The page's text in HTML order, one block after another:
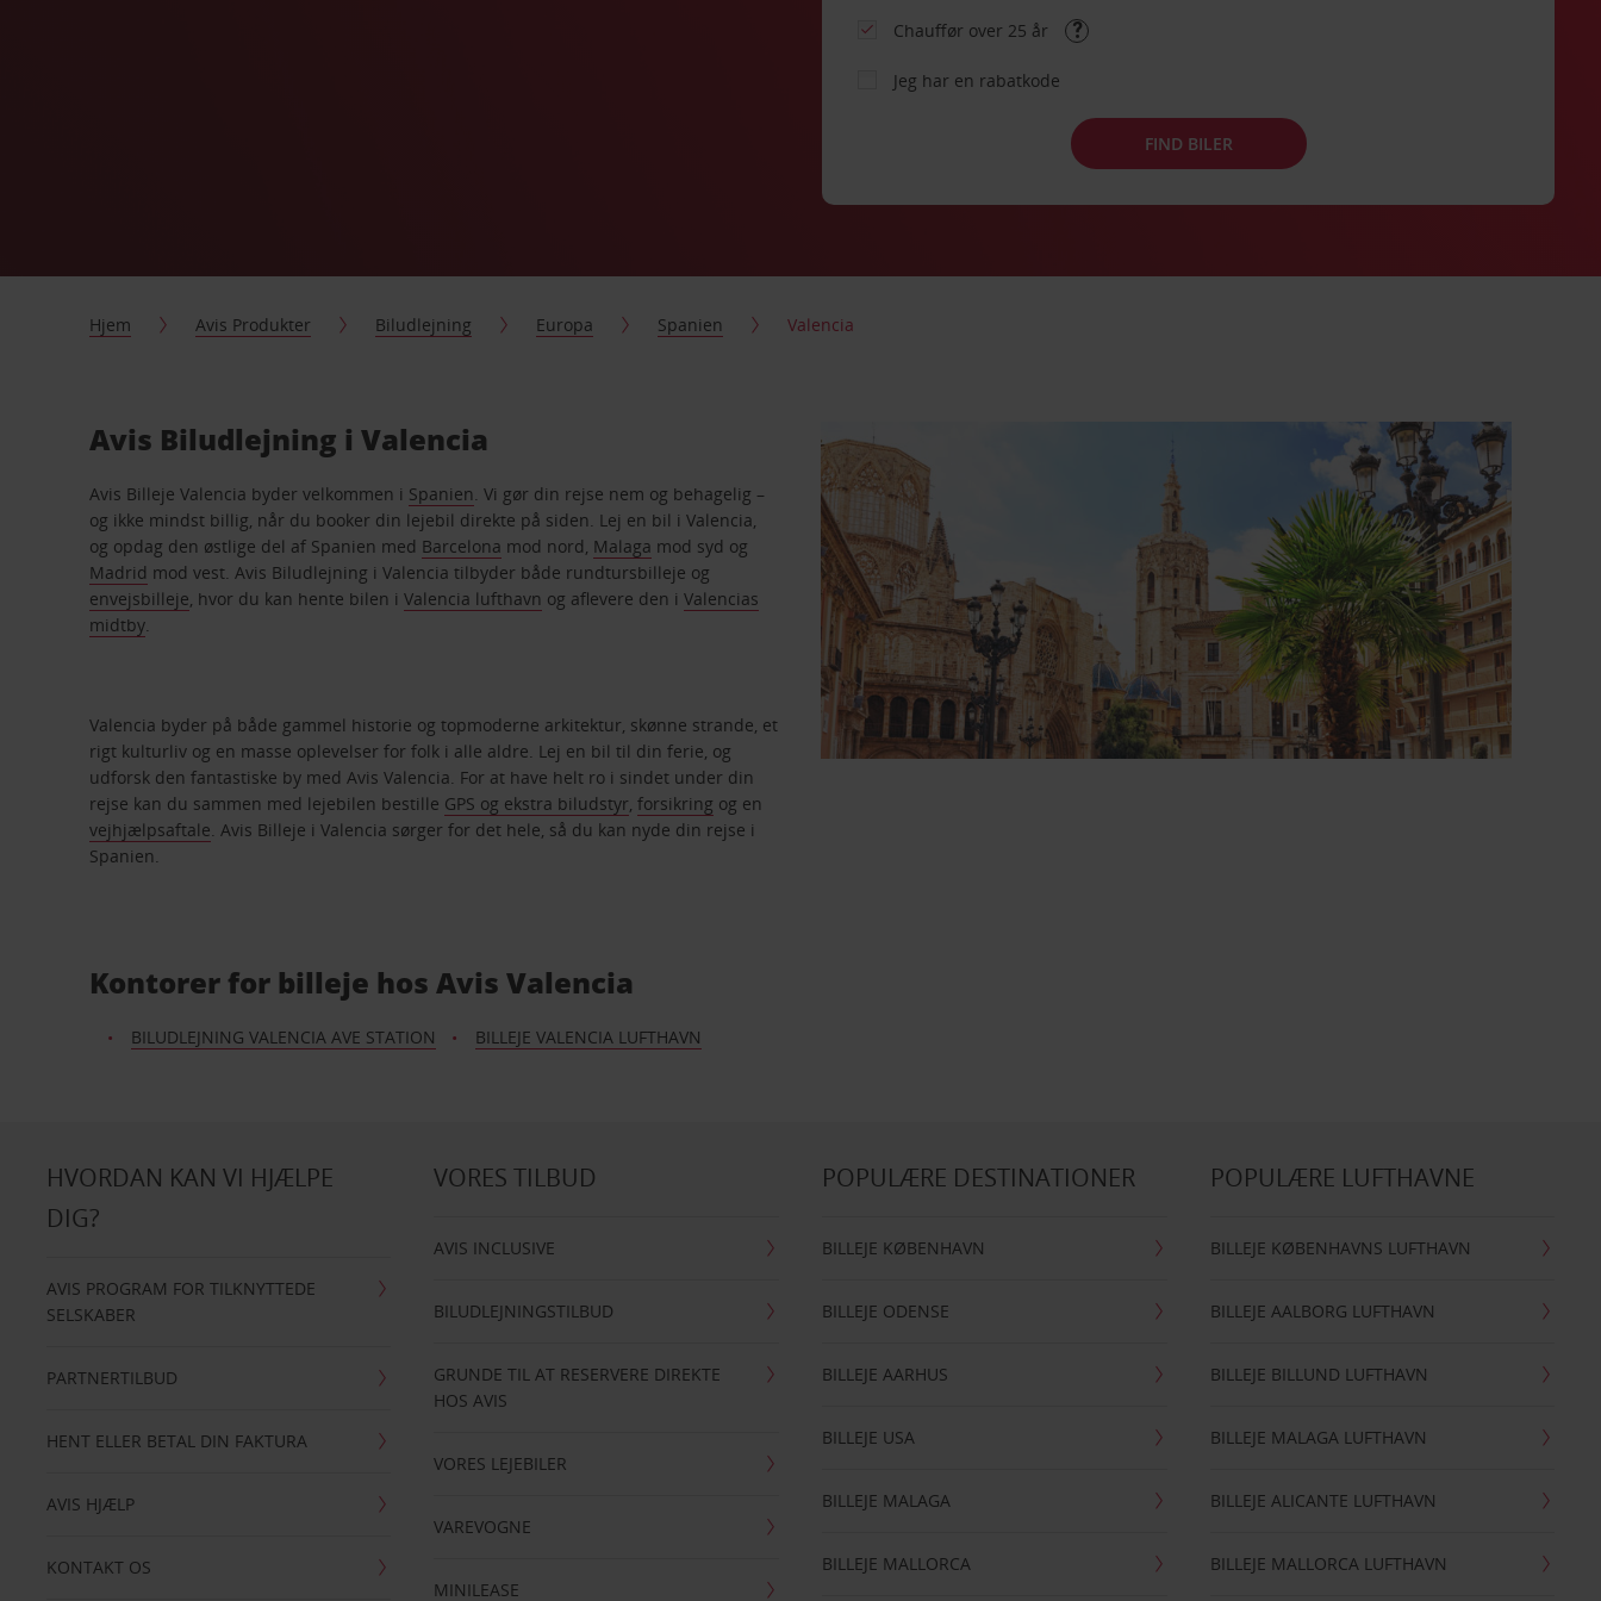
Chauffør over 25 år
Jeg har en rabatkode
FIND BILER
Hjem Avis Produkter Biludlejning Europa Spanien Valencia
Avis Biludlejning i Valencia
Avis Billeje Valencia byder velkommen i Spanien. Vi gør din rejse nem og behagelig –
og ikke mindst billig, når du booker din lejebil direkte på siden. Lej en bil i Valencia,
og opdag den østlige del af Spanien med Barcelona mod nord, Malaga mod syd og
Madrid mod vest. Avis Biludlejning i Valencia tilbyder både rundtursbilleje og
envejsbilleje, hvor du kan hente bilen iValencia lufthavn og aflevere den iValencias
midtby.
Valencia byder på både gammel historie og topmoderne arkitektur, skønne strande, et
rigt kulturliv og en masse oplevelser for folk i alle aldre. Lej en bil til din ferie, og
udforsk den fantastiske by med Avis Valencia. For at have helt ro i sindet under din
rejse kan du sammen med lejebilen bestille GPS og ekstra biludstyr,forsikring og en
vejhjælpsaftale. Avis Billeje i Valencia sørger for det hele, så du kan nyde din rejse i
Spanien.
Kontorer for billeje hos Avis Valencia
BILUDLEJNING VALENCIA AVE STATION BILLEJE VALENCIA LUFTHAVN
HVORDAN KAN VI HJÆLPE
DIG?
AVIS PROGRAM FOR TILKNYTTEDE
SELSKABER
PARTNERTILBUD
HENT ELLER BETAL DIN FAKTURA
AVIS HJÆLP
KONTAKT OS
VORES TILBUD
AVIS INCLUSIVE
BILUDLEJNINGSTILBUD
GRUNDE TIL AT RESERVERE DIREKTE
HOS AVIS
VORES LEJEBILER
VAREVOGNE
MINILEASE
POPULÆRE DESTINATIONER
BILLEJE KØBENHAVN
BILLEJE ODENSE
BILLEJE AARHUS
BILLEJE USA
BILLEJE MALAGA
BILLEJE MALLORCA
POPULÆRE LUFTHAVNE
BILLEJE KØBENHAVNS LUFTHAVN
BILLEJE AALBORG LUFTHAVN
BILLEJE BILLUND LUFTHAVN
BILLEJE MALAGA LUFTHAVN
BILLEJE ALICANTE LUFTHAVN
BILLEJE MALLORCA LUFTHAVN